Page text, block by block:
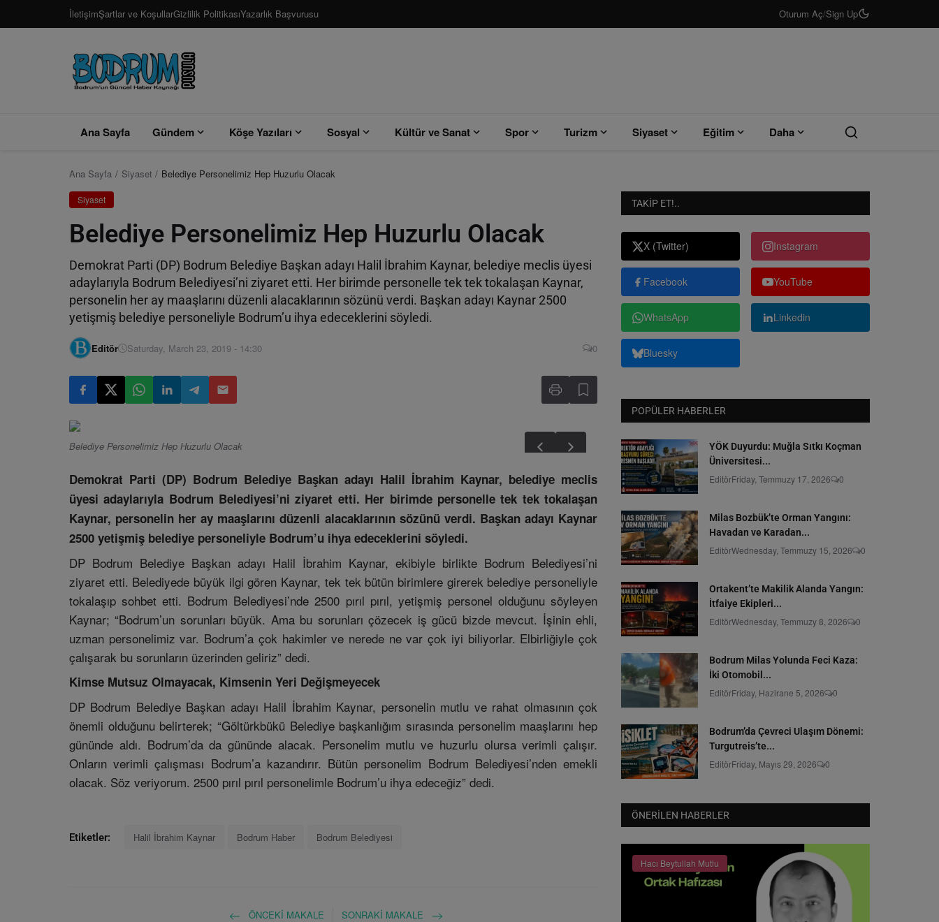
İletişimŞartlar ve KoşullarGizlilik PolitikasıYazarlık Başvurusu Oturum Aç/Sign Up
Ana Sayfa Gündem Köşe Yazıları Sosyal Kültür ve Sanat Spor Turizm Siyaset Eğitim Daha
Ana Sayfa Siyaset Belediye Personelimiz Hep Huzurlu Olacak
Siyaset
Belediye Personelimiz Hep Huzurlu Olacak
Demokrat Parti (DP) Bodrum Belediye Başkan adayı Halil İbrahim Kaynar, belediye meclis üyesi
adaylarıyla Bodrum Belediyesi’ni ziyaret etti. Her birimde personelle tek tek tokalaşan Kaynar,
personelin her ay maaşlarını düzenli alacaklarının sözünü verdi. Başkan adayı Kaynar 2500
yetişmiş belediye personeliyle Bodrum’u ihya edeceklerini söyledi.
Editör Saturday, March 23, 2019 - 14:30 0
Belediye Personelimiz Hep Huzurlu Olacak
Demokrat Parti (DP) Bodrum Belediye Başkan adayı Halil İbrahim Kaynar, belediye meclis
üyesi adaylarıyla Bodrum Belediyesi’ni ziyaret etti. Her birimde personelle tek tek tokalaşan
Kaynar, personelin her ay maaşlarını düzenli alacaklarının sözünü verdi. Başkan adayı Kaynar
2500 yetişmiş belediye personeliyle Bodrum’u ihya edeceklerini söyledi.
DP Bodrum Belediye Başkan adayı Halil İbrahim Kaynar, ekibiyle birlikte Bodrum Belediyesi’ni
ziyaret etti. Belediyede büyük ilgi gören Kaynar, tek tek bütün birimlere girerek belediye personeliyle
tokalaşıp sohbet etti. Bodrum Belediyesi’nde 2500 pırıl pırıl, yetişmiş personel olduğunu söyleyen
Kaynar; “Bodrum’un sorunları büyük. Ama bu sorunları çözecek iş gücü bizde mevcut. İşinin ehli,
uzman personelimiz var. Bodrum’a çok hakimler ve nerede ne var çok iyi biliyorlar. Elbirliğiyle çok
çalışarak bu sorunların üzerinden geliriz” dedi.
Kimse Mutsuz Olmayacak, Kimsenin Yeri Değişmeyecek
DP Bodrum Belediye Başkan adayı Halil İbrahim Kaynar, personelin mutlu ve rahat olmasının çok
önemli olduğunu belirterek; “Göltürkbükü Belediye başkanlığım sırasında personelim maaşlarını hep
gününde aldı. Bodrum’da da gününde alacak. Personelim mutlu ve huzurlu olursa verimli çalışır.
Onların verimli çalışması Bodrum’a kazandırır. Bütün personelim Bodrum Belediyesi’nden emekli
olacak. Söz veriyorum. 2500 pırıl pırıl personelimle Bodrum’u ihya edeceğiz” dedi.
Etiketler: Halil İbrahim Kaynar Bodrum Haber Bodrum Belediyesi
ÖNCEKI MAKALE SONRAKI MAKALE
TAKIP ET!..
X (Twitter) Instagram
Facebook YouTube
WhatsApp Linkedin
Bluesky
POPÜLER HABERLER
YÖK Duyurdu: Muğla Sıtkı Koçman
Üniversitesi...
EditörFriday, Temmuzy 17, 2026 0
Milas Bozbük’te Orman Yangını:
Havadan ve Karadan...
EditörWednesday, Temmuzy 15, 2026 0
Ortakent’te Makilik Alanda Yangın:
İtfaiye Ekipleri...
EditörWednesday, Temmuzy 8, 2026 0
Bodrum Milas Yolunda Feci Kaza:
İki Otomobil...
EditörFriday, Hazirane 5, 2026 0
Bodrum’da Çevreci Ulaşım Dönemi:
Turgutreis’te...
EditörFriday, Mayıs 29, 2026 0
ÖNERILEN HABERLER
Hacı Beytullah Mutlu